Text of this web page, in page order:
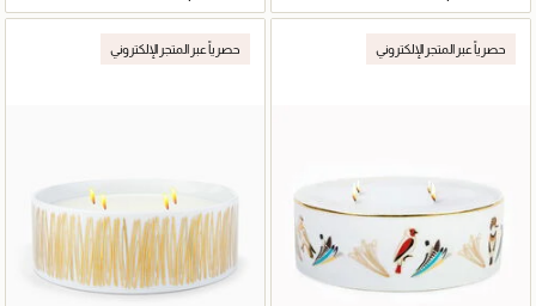
حصرياً عبر المتجر الإلكتروني حصرياً عبر المتجر الإلكتروني